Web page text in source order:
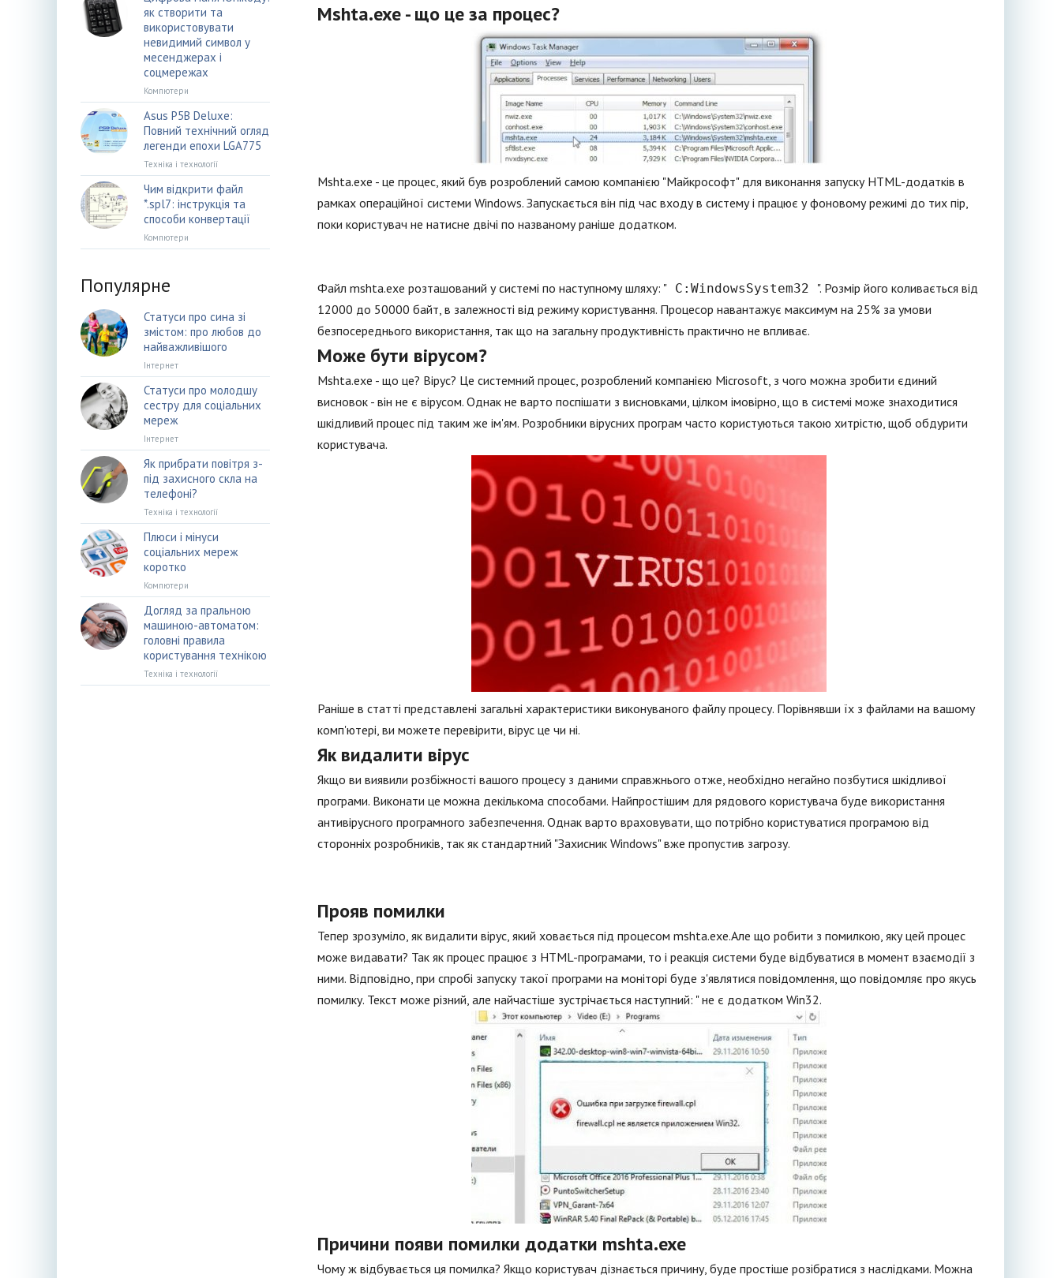
Mshta.exe - що це за процес?
Mshta.exe - це процес, який був розроблений самою компанією "Майкрософт" для виконання запуску HTML-додатків в
рамках операційної системи Windows. Запускається він під час входу в систему і працює у фоновому режимі до тих пір,
поки користувач не натисне двічі по названому раніше додатком.
Файл mshta.exe розташований у системі по наступному шляху: " C:WindowsSystem32 ". Розмір його коливається від
12000 до 50000 байт, в залежності від режиму користування. Процесор навантажує максимум на 25% за умови
безпосереднього використання, так що на загальну продуктивність практично не впливає.
Може бути вірусом?
Mshta.exe - що це? Вірус? Це системний процес, розроблений компанією Microsoft, з чого можна зробити єдиний
висновок - він не є вірусом. Однак не варто поспішати з висновками, цілком імовірно, що в системі може знаходитися
шкідливий процес під таким же ім'ям. Розробники вірусних програм часто користуються такою хитрістю, щоб обдурити
користувача.
Раніше в статті представлені загальні характеристики виконуваного файлу процесу. Порівнявши їх з файлами на вашому
комп'ютері, ви можете перевірити, вірус це чи ні.
Як видалити вірус
Якщо ви виявили розбіжності вашого процесу з даними справжнього отже, необхідно негайно позбутися шкідливої
програми. Виконати це можна декількома способами. Найпростішим для рядового користувача буде використання
антивірусного програмного забезпечення. Однак варто враховувати, що потрібно користуватися програмою від
сторонніх розробників, так як стандартний "Захисник Windows" вже пропустив загрозу.
Прояв помилки
Тепер зрозуміло, як видалити вірус, який ховається під процесом mshta.exe.Але що робити з помилкою, яку цей процес
може видавати? Так як процес працює з HTML-програмами, то і реакція системи буде відбуватися в момент взаємодії з
ними. Відповідно, при спробі запуску такої програми на моніторі буде з'являтися повідомлення, що повідомляє про якусь
помилку. Текст може різний, але найчастіше зустрічається наступний: " не є додатком Win32.
Причини появи помилки додатки mshta.exe
Чому ж відбувається ця помилка? Якщо користувач дізнається причину, буде простіше розібратися з наслідками. Можна
як створити та
використовувати
невидимий символ у
месенджерах і
соцмережах
Компютери
Asus P5B Deluxe:
Повний технічний огляд
легенди епохи LGA775
Техніка і технології
Чим відкрити файл
*.spl7: інструкція та
способи конвертації
Компютери
Популярне
Статуси про сина зі
змістом: про любов до
найважливішого
Інтернет
Статуси про молодшу
сестру для соціальних
мереж
Інтернет
Як прибрати повітря з-
під захисного скла на
телефоні?
Техніка і технології
Плюси і мінуси
соціальних мереж
коротко
Компютери
Догляд за пральною
машиною-автоматом:
головні правила
користування технікою
Техніка і технології